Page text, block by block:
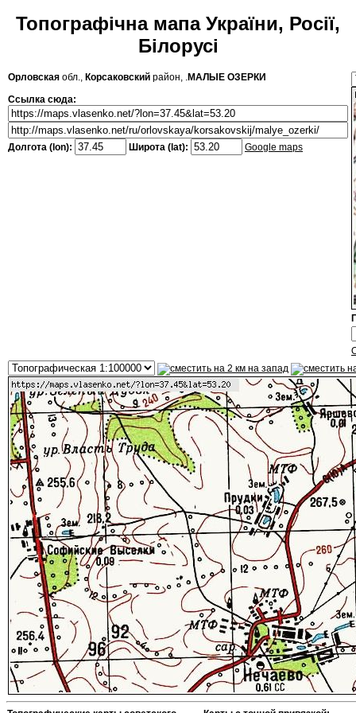
Топографічна мапа України, Росії,
Білорусі
Орловская обл., Корсаковский район, .МАЛЫЕ ОЗЕРКИ
Ссылка сюда:
Долгота (lon): Широта (lat): Google maps